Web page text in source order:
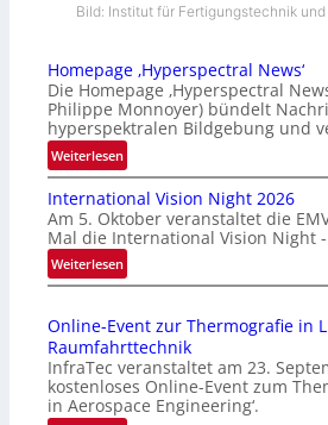
Bild: Institut für Fertigungstechnik und
Homepage ‚Hyperspectral News‘
Die Homepage ‚Hyperspectral
Philippe Monnoyer) bündelt
hyperspektralen Bildgebung und
Weiterlesen:
H
o
m
e
p
a
e
‚
H
y
International Vision Night 2026
Am 5. Oktober veranstaltet die
Mal die International Vision Night
Weiterlesen:
I
t
e
r
n
a
Online-Event zur Thermografie in
Raumfahrttechnik
InfraTec veranstaltet am 23.
kostenloses Online-Event zum
in Aerospace Engineering‘.